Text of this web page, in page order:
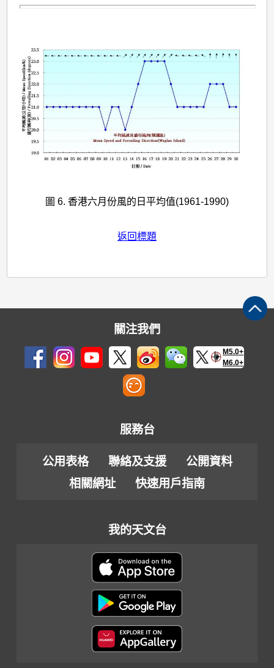
圖 6. 香港六月份風的日平均值(1961-1990)
返回標題
關注我們
M5.0+
M6.0+
服務台
公用表格 聯絡及支援
公開資料
相關網址
快速用戶指南
我的天文台